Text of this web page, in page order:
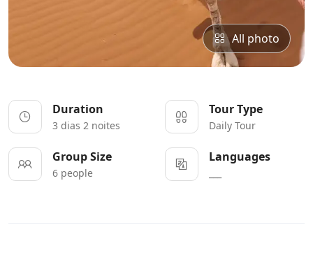
All photo
Duration
3 dias 2 noites
Tour Type
Daily Tour
Group Size
6 people
Languages